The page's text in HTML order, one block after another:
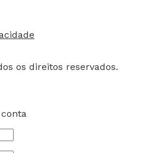
os direitos reservados.